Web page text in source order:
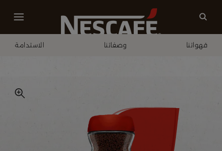
قهواتنا وصفاتنا الاستدامة